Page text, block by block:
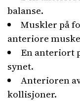
balanse.
Muskler på
anteriore
En anteriort
synet.
Anterioren
kollisjoner.